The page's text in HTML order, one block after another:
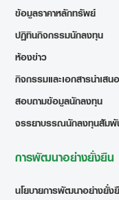
ข้อมูลราคาหลักทรัพย์
ปฏิทินกิจกรรมนักลงทุน
ห้องข่าว
กิจกรรมและเอกสารนำเสนอ
สอบถามข้อมูลนักลงทุน
จรรยาบรรณนักลงทุนสัม
การพัฒนาอย่างยั่งยืน
นโยบายการพัฒนาอย่างยั่ง